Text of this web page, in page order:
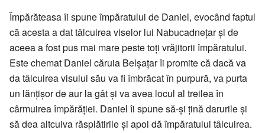
Împărăteasa îi spune împăratului de Daniel, evocând faptul
că acesta a dat tâlcuirea viselor lui Nabucadnețar și de
aceea a fost pus mai mare peste toți vrăjitorii împăratului.
Este chemat Daniel căruia Belșațar îi promite că dacă va
da tâlcuirea visului său va fi îmbrăcat în purpură, va purta
un lănțișor de aur la gât și va avea locul al treilea în
cârmuirea împărăției. Daniel îi spune să-și țină darurile și
să dea altcuiva răsplătirile și apoi dă împăratului tâlcuirea.